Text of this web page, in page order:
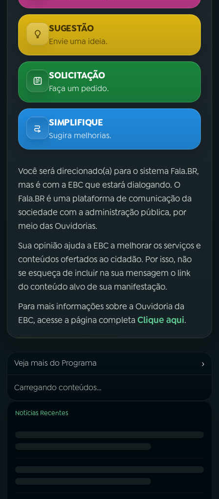
SUGESTÃO
Envie uma ideia.
SOLICITAÇÃO
Faça um pedido.
SIMPLIFIQUE
Sugira melhorias.
Você será direcionado(a) para o sistema Fala.BR,
mas é com a EBC que estará dialogando. O
Fala.BR é uma plataforma de comunicação da
sociedade com a administração pública, por
meio das Ouvidorias.
Sua opinião ajuda a EBC a melhorar os serviços e
conteúdos ofertados ao cidadão. Por isso, não
se esqueça de incluir na sua mensagem o link
do conteúdo alvo de sua manifestação.
Para mais informações sobre a Ouvidoria da
EBC, acesse a página completa Clique aqui.
Veja mais do Programa ›
Carregando conteúdos...
Notícias Recentes